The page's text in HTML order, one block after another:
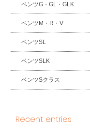
ベンツG・GL・GLK
ベンツM・R・V
ベンツSL
ベンツSLK
ベンツSクラス
Recent entries